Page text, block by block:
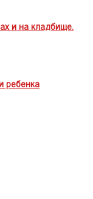
и на кладбище.
ребенка